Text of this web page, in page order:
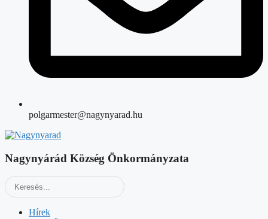
polgarmester@nagynyarad.hu
Nagynyárád Község Önkormányzata
Hírek